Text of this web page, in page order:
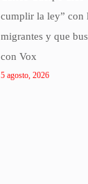
cumplir la ley” con
migrantes y que
con Vox
5 agosto, 2026